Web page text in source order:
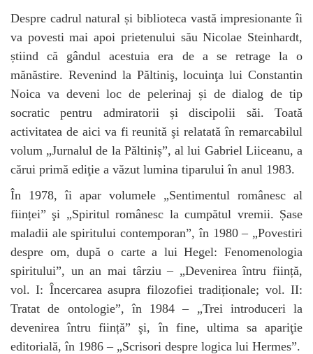
Despre cadrul natural și biblioteca vastă impresionante îi
va povesti mai apoi prietenului său Nicolae Steinhardt,
știind că gândul acestuia era de a se retrage la o
mănăstire. Revenind la Păltiniş, locuinţa lui Constantin
Noica va deveni loc de pelerinaj și de dialog de tip
socratic pentru admiratorii și discipolii săi. Toată
activitatea de aici va fi reunită şi relatată în remarcabilul
volum „Jurnalul de la Păltiniș”, al lui Gabriel Liiceanu, a
cărui primă ediţie a văzut lumina tiparului în anul 1983.
În 1978, îi apar volumele „Sentimentul românesc al
ființei” şi „Spiritul românesc la cumpătul vremii. Șase
maladii ale spiritului contemporan”, în 1980 – „Povestiri
despre om, după o carte a lui Hegel: Fenomenologia
spiritului”, un an mai târziu – „Devenirea întru ființă,
vol. I: Încercarea asupra filozofiei tradiționale; vol. II:
Tratat de ontologie”, în 1984 – „Trei introduceri la
devenirea întru ființă” şi, în fine, ultima sa apariţie
editorială, în 1986 – „Scrisori despre logica lui Hermes”.